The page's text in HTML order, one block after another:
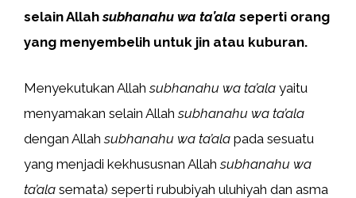
selain Allahsubhanahu wa ta’ala seperti orang
yang menyembelih untuk jin atau kuburan.
Menyekutukan Allahsubhanahu wa ta’ala yaitu
menyamakan selain Allahsubhanahu wa ta’ala
dengan Allahsubhanahu wa ta’ala pada sesuatu
yang menjadi kekhususnan Allahsubhanahu wa
ta’ala semata) seperti rububiyah uluhiyah dan asma